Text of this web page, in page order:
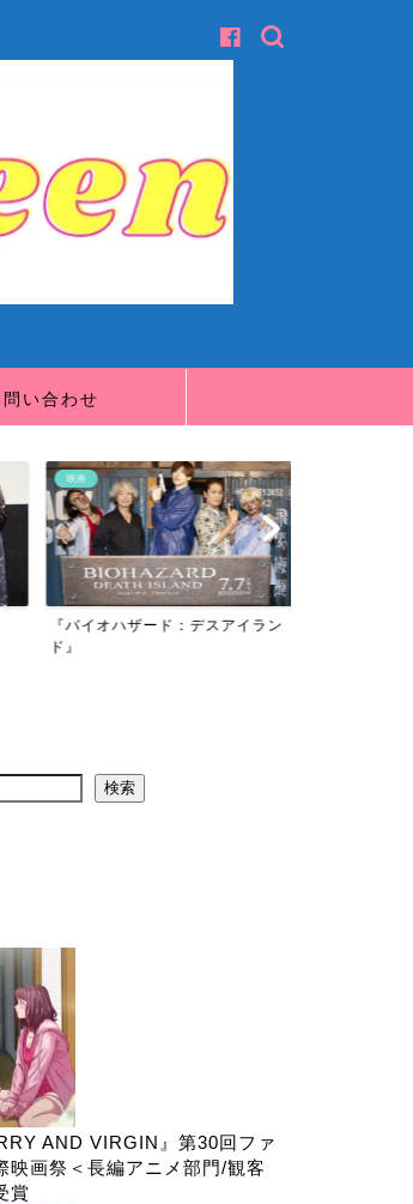
問い合わせ
映画
『バイオハザード：デスアイラン
ド』
検索
AND VIRGIN』第30回ファ
映画祭＜長編アニメ部門/観客
賞